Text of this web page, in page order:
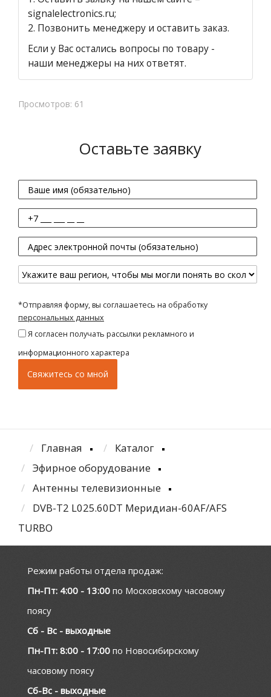
signalelectronics.ru;
2. Позвонить менеджеру и оставить заказ.
Если у Вас остались вопросы по товару -
наши менеджеры на них ответят.
Просмотров: 61
Оставьте заявку
*Отправляя форму, вы соглашаетесь на обработку
персональных данных
Я согласен получать рассылки рекламного и
информационного характера
Главная
Каталог
Эфирное оборудование
Антенны телевизионные
DVB-T2 L025.60DT Меридиан-60AF/AFS
TURBO
Режим работы отдела продаж:
Пн-Пт: 4:00 - 13:00 по Московскому часовому
поясу
Сб - Вс - выходные
Пн-Пт: 8:00 - 17:00 по Новосибирскому
часовому поясу
Сб-Вс - выходные